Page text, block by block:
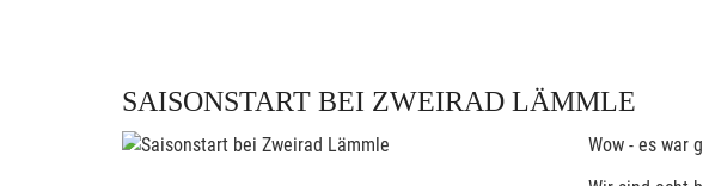
SAISONSTART BEI ZWEIRAD LÄMMLE
Wow - es war